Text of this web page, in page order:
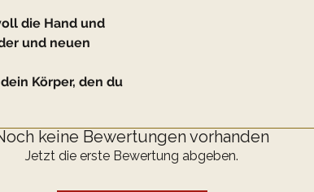
die Hand und
und neuen
Körper, den du
keine Bewertungen vorhanden
Jetzt die erste Bewertung abgeben.